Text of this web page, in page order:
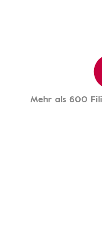
Mehr als 600